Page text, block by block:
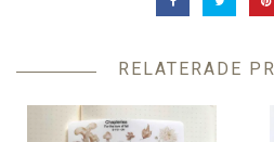
RELATERADE